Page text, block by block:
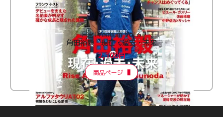
F速 Premium Vol.3
角田裕毅 現在・過去・未来
2,100円
商品ページ